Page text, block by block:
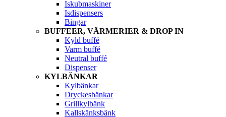
Iskubmaskiner
Isdispensers
Bingar
BUFFEER, VÄRMERIER & DROP IN
Kyld buffé
Varm buffé
Neutral buffé
Dispenser
KYLBÄNKAR
Kylbänkar
Dryckesbänkar
Grillkylbänk
Kallskänksbänk